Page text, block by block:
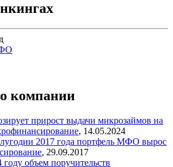
компании
прирост выдачи микрозаймов на
, 14.05.2024
2017 года портфель МФО вырос
, 29.09.2017
объем поручительств